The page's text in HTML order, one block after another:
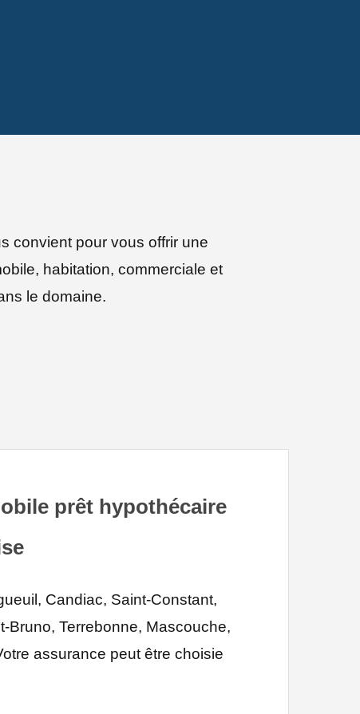
convient pour vous offrir une
habitation, commerciale et
le domaine.
prêt hypothécaire
Candiac, Saint-Constant,
Bruno, Terrebonne, Mascouche,
assurance peut être choisie